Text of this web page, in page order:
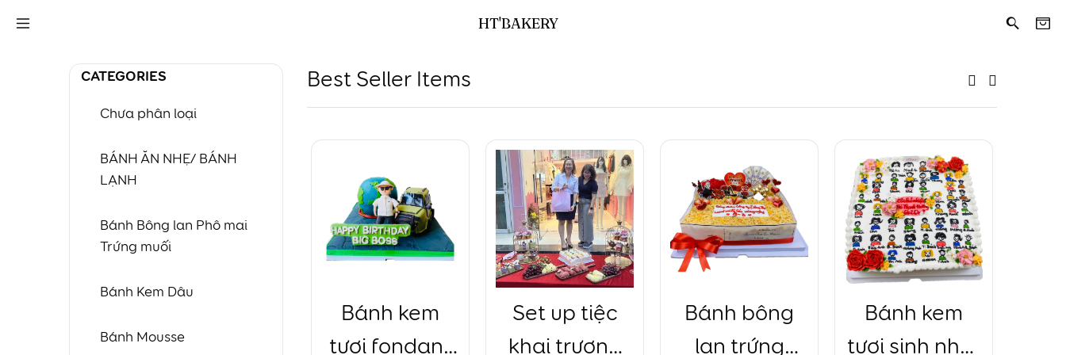
Best Seller Items
Bánh kem
tươi fondant
Set up tiệc
khai trương
Bánh bông
lan trứng
Bánh kem
tươi sinh nhật
CATEGORIES
Chưa phân loại
BÁNH ĂN NHẸ/ BÁNH
LẠNH
Bánh Bông lan Phô mai
Trứng muối
Bánh Kem Dâu
Bánh Mousse
HT'BAKERY